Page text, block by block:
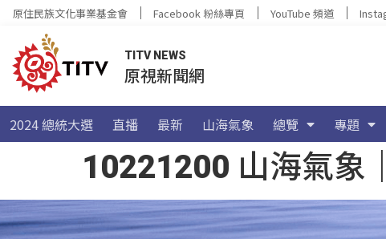
原住民族文化事業基金會 Facebook 粉絲專頁 YouTube 頻道
TITV NEWS
原視新聞網
2024 總統大選 直播 最新 山海氣象 總覽 專題
10221200 山海氣象